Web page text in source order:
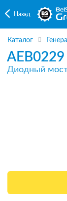
Назад
Каталог
AEB0229
Диодный мост